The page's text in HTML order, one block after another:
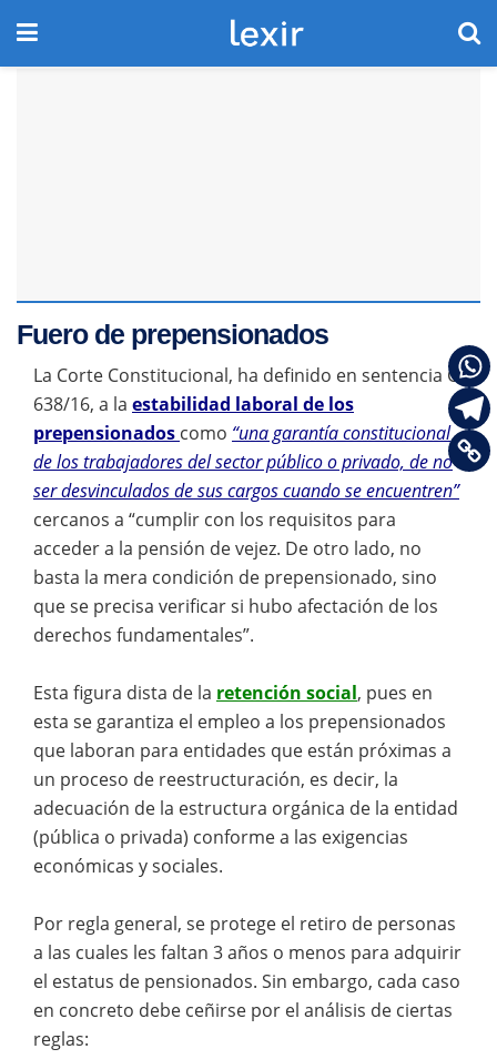
Fuero de prepensionados
La Corte Constitucional, ha definido en sentencia C-
638/16, a la estabilidad laboral de los
prepensionados como “una garantía constitucional
de los trabajadores del sector público o privado, de no
ser desvinculados de sus cargos cuando se encuentren”
cercanos a “cumplir con los requisitos para
acceder a la pensión de vejez. De otro lado, no
basta la mera condición de prepensionado, sino
que se precisa verificar si hubo afectación de los
derechos fundamentales”.
Esta figura dista de la retención social, pues en
esta se garantiza el empleo a los prepensionados
que laboran para entidades que están próximas a
un proceso de reestructuración, es decir, la
adecuación de la estructura orgánica de la entidad
(pública o privada) conforme a las exigencias
económicas y sociales.
Por regla general, se protege el retiro de personas
a las cuales les faltan 3 años o menos para adquirir
el estatus de pensionados. Sin embargo, cada caso
en concreto debe ceñirse por el análisis de ciertas
reglas: